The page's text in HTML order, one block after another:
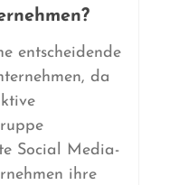
entscheidende
da
Social Media-
ihre